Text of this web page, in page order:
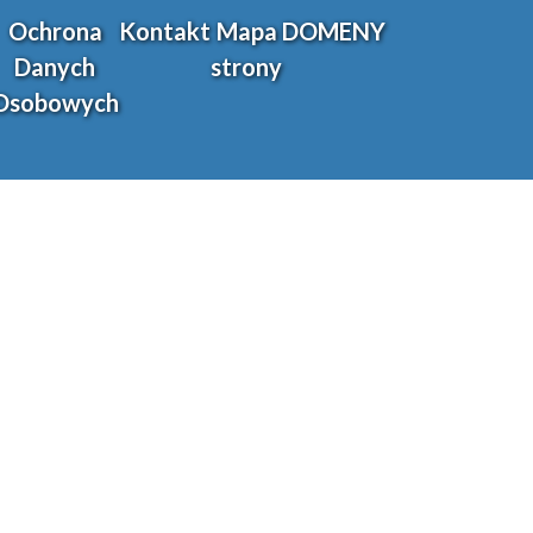
Ochrona
Danych
Kontakt Mapa
strony
DOMENY